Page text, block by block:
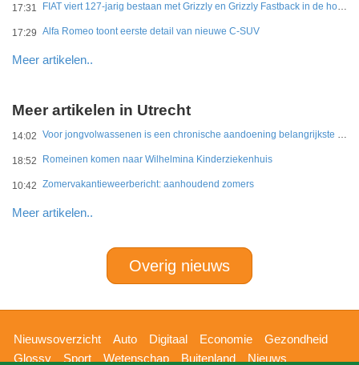
17:31 FIAT viert 127-jarig bestaan met Grizzly en Grizzly Fastback in de hoofdrol
17:29 Alfa Romeo toont eerste detail van nieuwe C-SUV
Meer artikelen..
Meer artikelen in Utrecht
14:02 Voor jongvolwassenen is een chronische aandoening belangrijkste belemmering
18:52 Romeinen komen naar Wilhelmina Kinderziekenhuis
10:42 Zomervakantieweerbericht: aanhoudend zomers
Meer artikelen..
Overig nieuws
Hoofdnavigatie
Nieuwsoverzicht Auto Digitaal Economie
Gezondheid
Glossy
Sport Wetenschap Buitenland Nieuws